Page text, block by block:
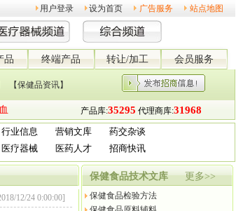
站点地图
广告服务
设为首页
用户登录
品 终端产品 转让/加工 会员服务
【保健品资讯】
行业信息 营销文库
药交杂谈
医疗器械 医药人才 招商快讯
12/24 0:00:00]
保健食品技术文库 更多>>
保健食品检验方法